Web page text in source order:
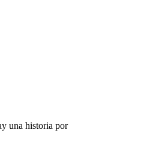
una historia por